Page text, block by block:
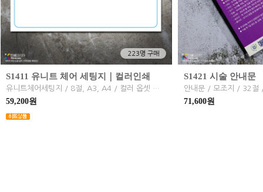
223명 구매
S1411 유니트 체어 세팅지｜컬러인쇄
유니트체어세팅지 / 8절, A3, A4 / 컬러 옵셋 업체 / 의료세팅지, 치과세팅지
59,200원
S1421 시술 안내문
71,600원